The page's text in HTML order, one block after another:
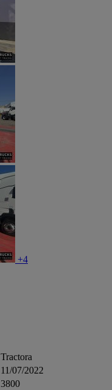
+4
Tractora
11/07/2022
3800